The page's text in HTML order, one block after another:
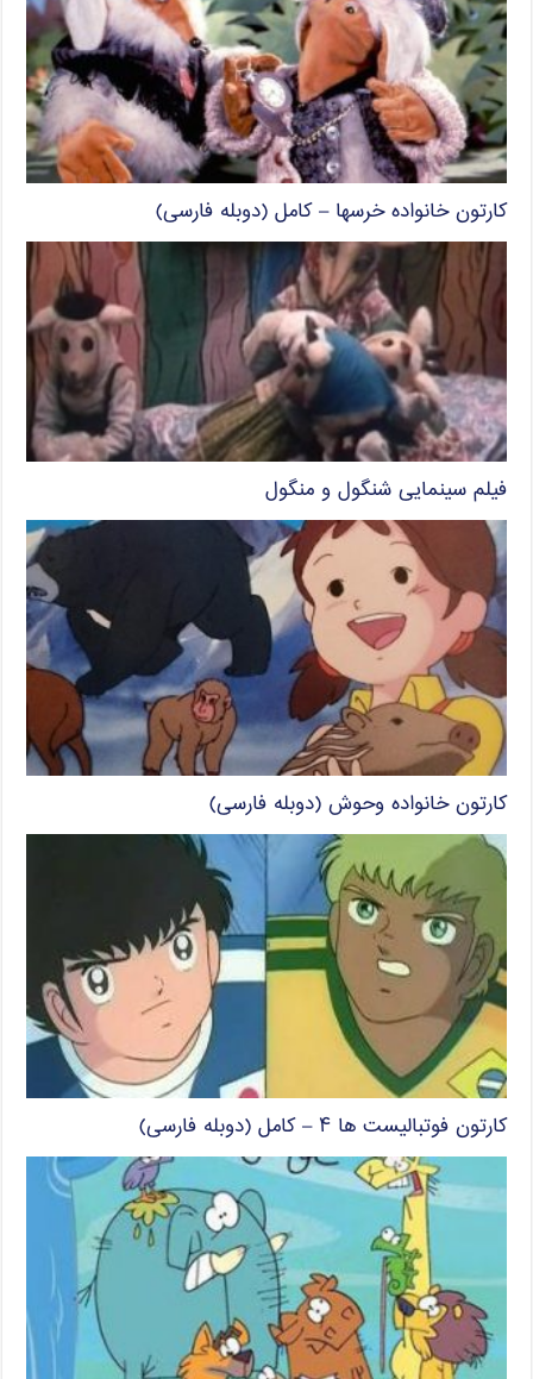
کارتون خانواده خرسها – کامل (دوبله فارسی)
فیلم سینمایی شنگول و منگول
کارتون خانواده وحوش (دوبله فارسی)
کارتون فوتبالیست ها ۴ – کامل (دوبله فارسی)